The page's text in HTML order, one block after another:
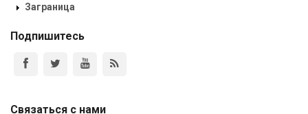
Заграница
Подпишитесь
Связаться с нами